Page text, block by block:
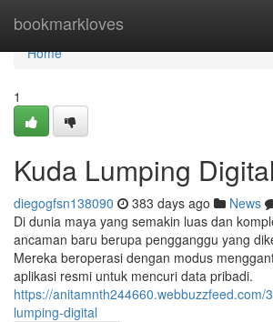
bookmarkloves
Home
Home
1
Kuda Lumping Digital
diegogfsn138090 383 days ago News
Di dunia maya yang semakin luas dan
ancaman baru berupa pengganggu yang
Mereka beroperasi dengan modus
aplikasi resmi untuk mencuri data pribadi.
https://anitamnth244660.webbuzzfeed.com/
lumping-digital